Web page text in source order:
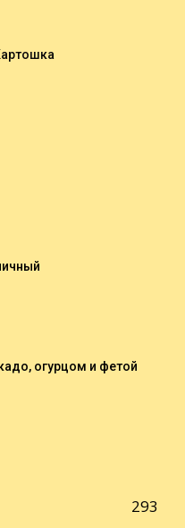
огурцом и фетой
293